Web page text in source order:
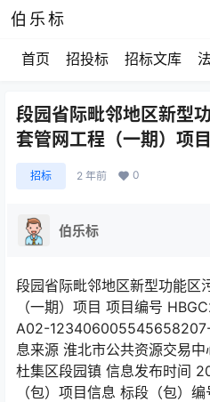
伯乐标
首页 招投标 招标文库
段园省际毗邻地区新型
套管网工程（一期）项
招标 2 年前 0
伯乐标
段园省际毗邻地区新型功能区
（一期）项目 项目编号
A02-
息来源 淮北市公共资源交易
杜集区段园镇 信息发布时间
（包）项目信息 标段（包）